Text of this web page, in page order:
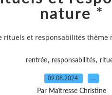
nature *
rituels et responsabilités thème
rentrée, responsabilités,
09.08.2024 …
Par Maîtresse Christine